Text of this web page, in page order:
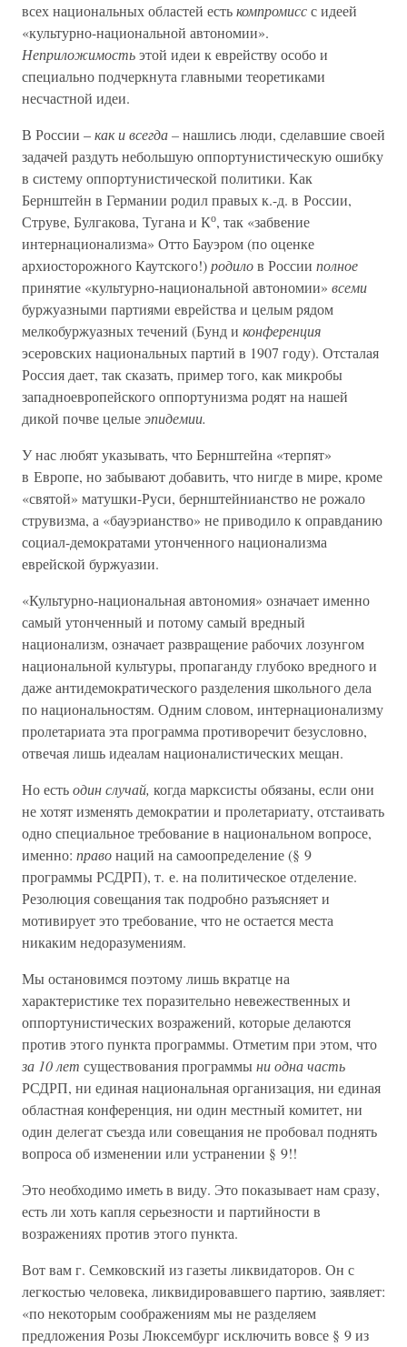
всех национальных областей естькомпромиссс идеей
«культурно-национальной автономии».
Неприложимостьэтой идеи к еврейству особо и
специально подчеркнута главными теоретиками
несчастной идеи.
В России –как и всегда –нашлись люди, сделавшие своей
задачей раздуть небольшую оппортунистическую ошибку
в систему оппортунистической политики. Как
Бернштейн в Германии родил правых к.-д. в России,
Струве, Булгакова, Тугана и Ко, так «забвение
интернационализма» Отто Бауэром (по оценке
архиосторожного Каутского!)родилов России полное
принятие «культурно-национальной автономии» всеми
буржуазными партиями еврейства и целым рядом
мелкобуржуазных течений (Бунд и конференция
эсеровских национальных партий в 1907 году). Отсталая
Россия дает, так сказать, пример того, как микробы
западноевропейского оппортунизма родят на нашей
дикой почве целыеэпидемии.
У нас любят указывать, что Бернштейна «терпят»
в Европе, но забывают добавить, что нигде в мире, кроме
«святой» матушки-Руси, бернштейнианство не рожало
струвизма, а «бауэрианство» не приводило к оправданию
социал-демократами утонченного национализма
еврейской буржуазии.
«Культурно-национальная автономия» означает именно
самый утонченный и потому самый вредный
национализм, означает развращение рабочих лозунгом
национальной культуры, пропаганду глубоко вредного и
даже антидемократического разделения школьного дела
по национальностям. Одним словом, интернационализму
пролетариата эта программа противоречит безусловно,
отвечая лишь идеалам националистических мещан.
Но естьодин случай, когда марксисты обязаны, если они
не хотят изменять демократии и пролетариату, отстаивать
одно специальное требование в национальном вопросе,
именно: правонаций на самоопределение (§ 9
программы РСДРП), т. е. на политическое отделение.
Резолюция совещания так подробно разъясняет и
мотивирует это требование, что не остается места
никаким недоразумениям.
Мы остановимся поэтому лишь вкратце на
характеристике тех поразительно невежественных и
оппортунистических возражений, которые делаются
против этого пункта программы. Отметим при этом, что
за 10 лет существования программыни одна часть
РСДРП, ни единая национальная организация, ни единая
областная конференция, ни один местный комитет, ни
один делегат съезда или совещания не пробовал поднять
вопроса об изменении или устранении § 9!!
Это необходимо иметь в виду. Это показывает нам сразу,
есть ли хоть капля серьезности и партийности в
возражениях против этого пункта.
Вот вам г. Семковский из газеты ликвидаторов. Он с
легкостью человека, ликвидировавшего партию, заявляет:
«по некоторым соображениям мы не разделяем
предложения Розы Люксембург исключить вовсе § 9 из